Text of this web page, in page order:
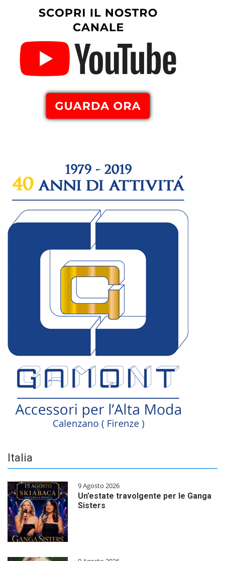
Italia
9 Agosto 2026
Un’estate travolgente per le Ganga
Sisters